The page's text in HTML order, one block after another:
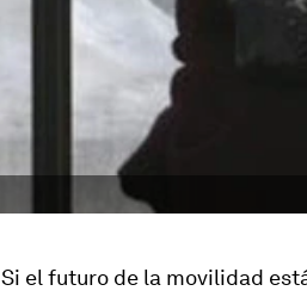
Si el futuro de la movilidad